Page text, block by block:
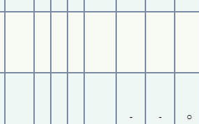
- - ○